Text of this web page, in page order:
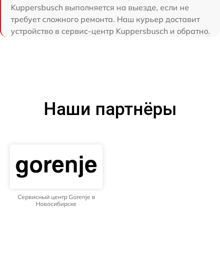
Kuppersbusch выполняется на выезде, если не
требует сложного ремонта. Наш курьер доставит
устройство в сервис-центр Kuppersbusch и обратно.
Наши партнёры
Сервисный центр Gorenje в
Новосибирске